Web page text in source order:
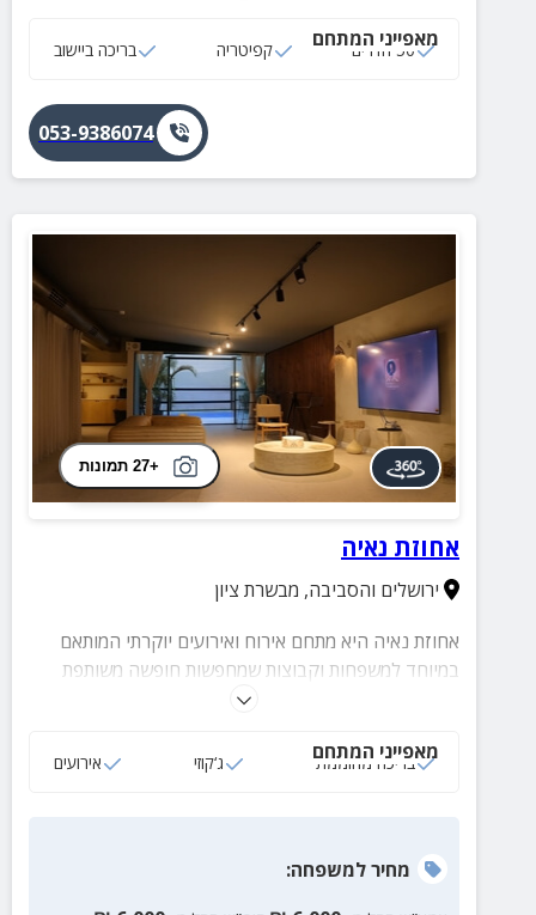
מאפייני המתחם
50 חדרים קפיטריה בריכה ביישוב
053-9386074
+27 תמונות
אחוזת נאיה
ירושלים והסביבה, מבשרת ציון
אחוזת נאיה היא מתחם אירוח ואירועים יוקרתי המותאם
במיוחד למשפחות וקבוצות שמחפשות חופשה משותפת
באווירה פרטית, מפנקת ובלתי נשכחת. המקום מציע שילוב
שכל אחד מהאורחים נהנה מהחוויה בקצב שלו.
מאפייני המתחם
בריכה מחוממת ג‘קוזי אירועים
מחירלמשפחה: